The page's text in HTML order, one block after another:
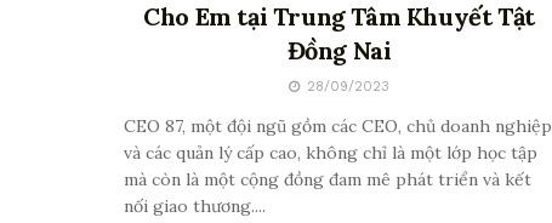
Cho Em tại Trung Tâm Khuyết Tật
Đồng Nai
28/09/2023
CEO 87, một đội ngũ gồm các CEO, chủ doanh nghiệp
và các quản lý cấp cao, không chỉ là một lớp học tập
mà còn là một cộng đồng đam mê phát triển và kết
nối giao thương....